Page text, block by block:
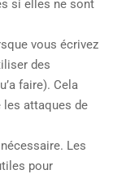
si elles ne sont
vous écrivez
des
faire). Cela
les attaques de
Les
pour